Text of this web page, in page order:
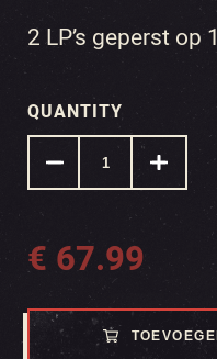
2 LP’s geperst
QUANTITY
€ 67.99